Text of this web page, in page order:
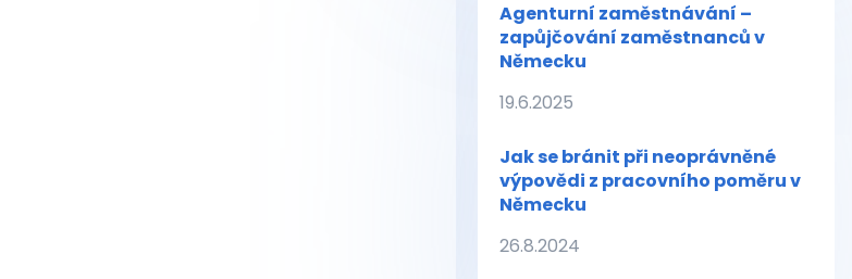
Agenturní zaměstnávání –
zapůjčování zaměstnanců v
Německu
19.6.2025
Jak se bránit při neoprávněné
výpovědi z pracovního poměru v
Německu
26.8.2024